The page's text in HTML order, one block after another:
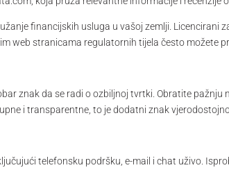
financijskih usluga u vašoj zemlji. Licencirani
web stranicama regulatornih tijela često možete
znak da se radi o ozbiljnoj tvrtki. Obratite pažnju
i transparentne, to je dodatni znak
telefonsku podršku, e-mail i chat uživo.